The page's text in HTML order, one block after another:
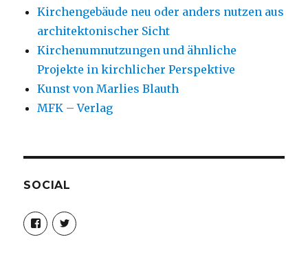
Kirchengebäude neu oder anders nutzen aus
architektonischer Sicht
Kirchenumnutzungen und ähnliche
Projekte in kirchlicher Perspektive
Kunst von Marlies Blauth
MFK – Verlag
SOCIAL
Profil
von
christoph.fleischer1
Profil
von